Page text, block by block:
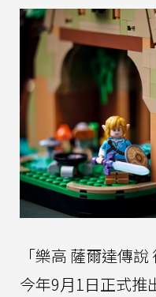
「樂高 薩爾達傳
今年9月1日正式推